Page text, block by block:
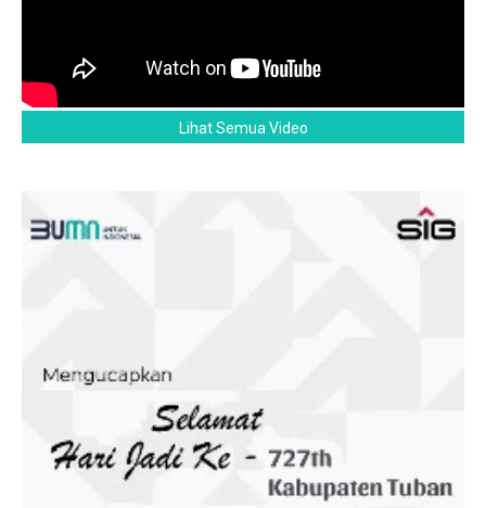
Lihat Semua Video